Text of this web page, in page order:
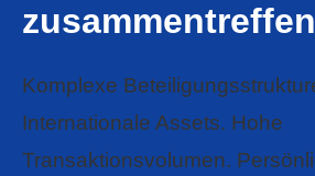
zusammentreffen
Komplexe
Internationale Assets. Hohe
Transaktionsvolumen.